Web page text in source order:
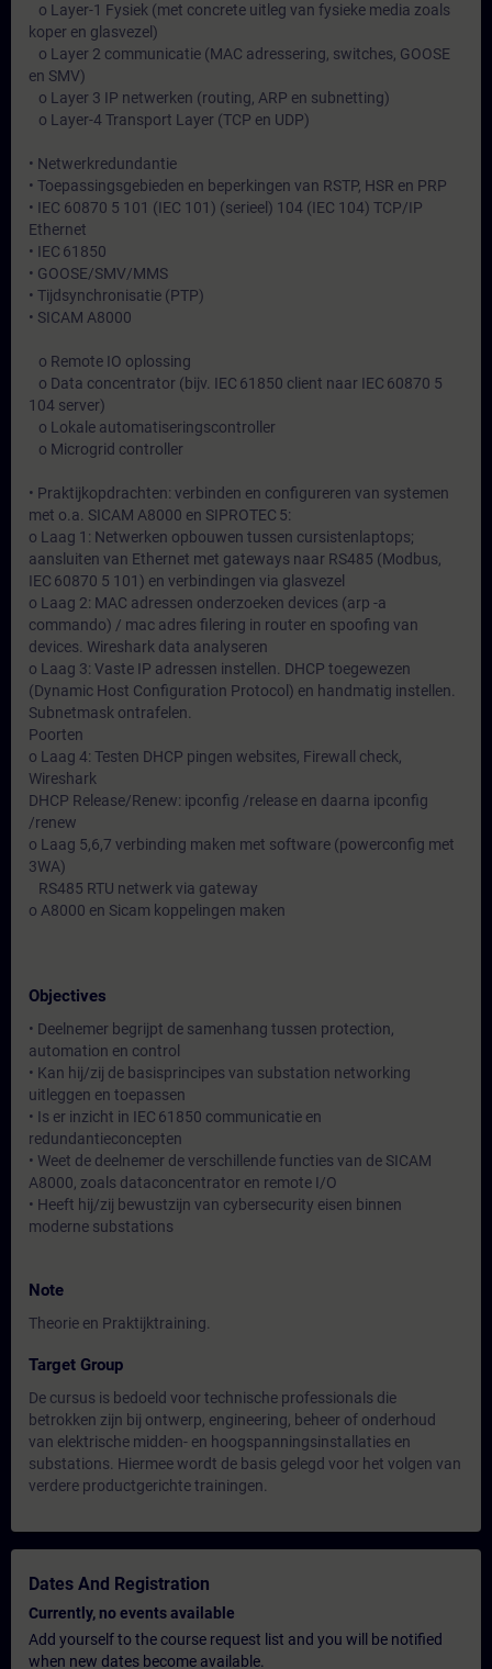
o Layer-1 Fysiek (met concrete uitleg van fysieke media zoals
koper en glasvezel)
o Layer 2 communicatie (MAC adressering, switches, GOOSE
en SMV)
o Layer 3 IP netwerken (routing, ARP en subnetting)
o Layer-4 Transport Layer (TCP en UDP)
• Netwerkredundantie
• Toepassingsgebieden en beperkingen van RSTP, HSR en PRP
• IEC 60870 5 101 (IEC 101) (serieel) 104 (IEC 104) TCP/IP
Ethernet
• IEC 61850
• GOOSE/SMV/MMS
• Tijdsynchronisatie (PTP)
• SICAM A8000
o Remote IO oplossing
o Data concentrator (bijv. IEC 61850 client naar IEC 60870 5
104 server)
o Lokale automatiseringscontroller
o Microgrid controller
• Praktijkopdrachten: verbinden en configureren van systemen
met o.a. SICAM A8000 en SIPROTEC 5:
o Laag 1: Netwerken opbouwen tussen cursistenlaptops;
aansluiten van Ethernet met gateways naar RS485 (Modbus,
IEC 60870 5 101) en verbindingen via glasvezel
o Laag 2: MAC adressen onderzoeken devices (arp -a
commando) / mac adres filering in router en spoofing van
devices. Wireshark data analyseren
o Laag 3: Vaste IP adressen instellen. DHCP toegewezen
(Dynamic Host Configuration Protocol) en handmatig instellen.
Subnetmask ontrafelen.
Poorten
o Laag 4: Testen DHCP pingen websites, Firewall check,
Wireshark
DHCP Release/Renew: ipconfig /release en daarna ipconfig
/renew
o Laag 5,6,7 verbinding maken met software (powerconfig met
3WA)
RS485 RTU netwerk via gateway
o A8000 en Sicam koppelingen maken
Objectives
• Deelnemer begrijpt de samenhang tussen protection,
automation en control
• Kan hij/zij de basisprincipes van substation networking
uitleggen en toepassen
• Is er inzicht in IEC 61850 communicatie en
redundantieconcepten
• Weet de deelnemer de verschillende functies van de SICAM
A8000, zoals dataconcentrator en remote I/O
• Heeft hij/zij bewustzijn van cybersecurity eisen binnen
moderne substations
Note
Theorie en Praktijktraining.
Target Group
De cursus is bedoeld voor technische professionals die
betrokken zijn bij ontwerp, engineering, beheer of onderhoud
van elektrische midden- en hoogspanningsinstallaties en
substations. Hiermee wordt de basis gelegd voor het volgen van
verdere productgerichte trainingen.
Dates And Registration
Currently, no events available
Add yourself to the course request list and you will be notified
when new dates become available.